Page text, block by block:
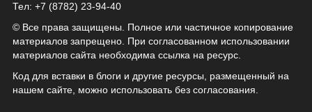
Тел: +7 (8782) 23‑94‑40
© Все права защищены. Полное или частичное копирование
материалов запрещено. При согласованном использовании
материалов сайта необходима ссылка на ресурс.
Код для вставки в блоги и другие ресурсы, размещенный на
нашем сайте, можно использовать без согласования.